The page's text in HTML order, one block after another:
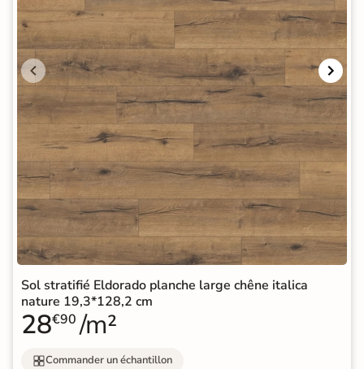
Sol stratifié Eldorado planche large chêne italica
nature 19,3*128,2 cm
28€90 /m²
Commander un échantillon